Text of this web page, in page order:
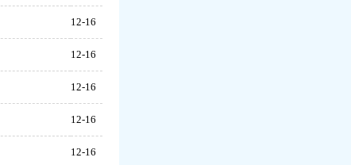
12-16
12-16
12-16
12-16
12-16